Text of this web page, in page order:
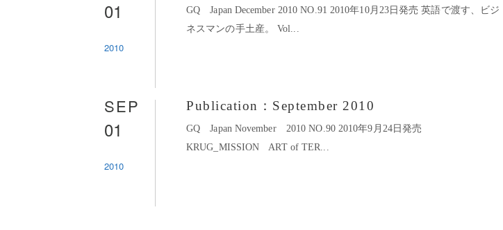
01
2010
GQ Japan December 2010 NO.91 2010年10月23日発売 英語で渡す、ビジ
ネスマンの手土産。 Vol...
SEP
01
2010
Publication：September 2010
GQ Japan November 2010 NO.90 2010年9月24日発売
KRUG_MISSION ART of TER...